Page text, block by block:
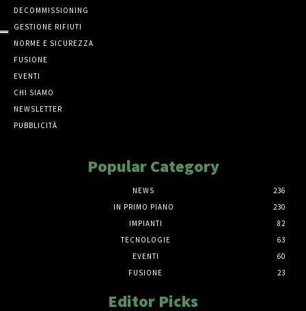
DECOMMISSIONING
GESTIONE RIFIUTI
NORME E SICUREZZA
FUSIONE
EVENTI
CHI SIAMO
NEWSLETTER
PUBBLICITÀ
Popular Category
NEWS
236
IN PRIMO PIANO
230
IMPIANTI
82
TECNOLOGIE
63
EVENTI
60
FUSIONE
23
Editor Picks